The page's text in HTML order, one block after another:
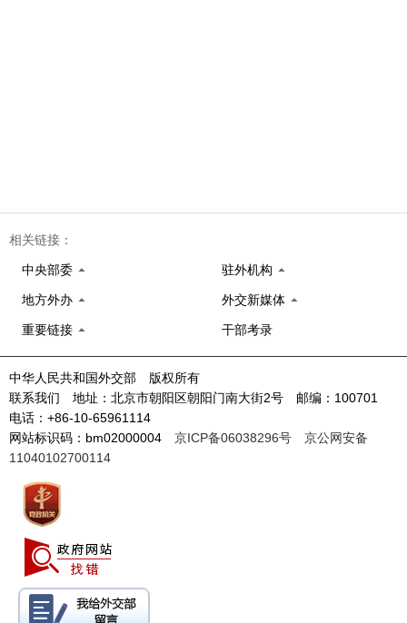
相关链接：
中央部委 驻外机构
地方外办 外交新媒体
重要链接 干部考录
中华人民共和国外交部 版权所有
联系我们 地址：北京市朝阳区朝阳门南大街2号 邮编：100701
电话：+86-10-65961114
网站标识码：bm02000004 京ICP备06038296号
京公网安备
11040102700114